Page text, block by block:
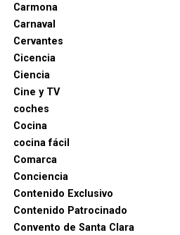
Carmona
Carnaval
Cervantes
Cicencia
Ciencia
Cine y TV
coches
Cocina
cocina fácil
Comarca
Conciencia
Contenido Exclusivo
Contenido Patrocinado
Convento de Santa Clara